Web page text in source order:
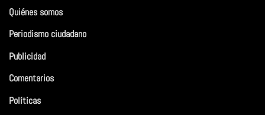
Quiénes somos
Periodismo ciudadano
Publicidad
Comentarios
Políticas